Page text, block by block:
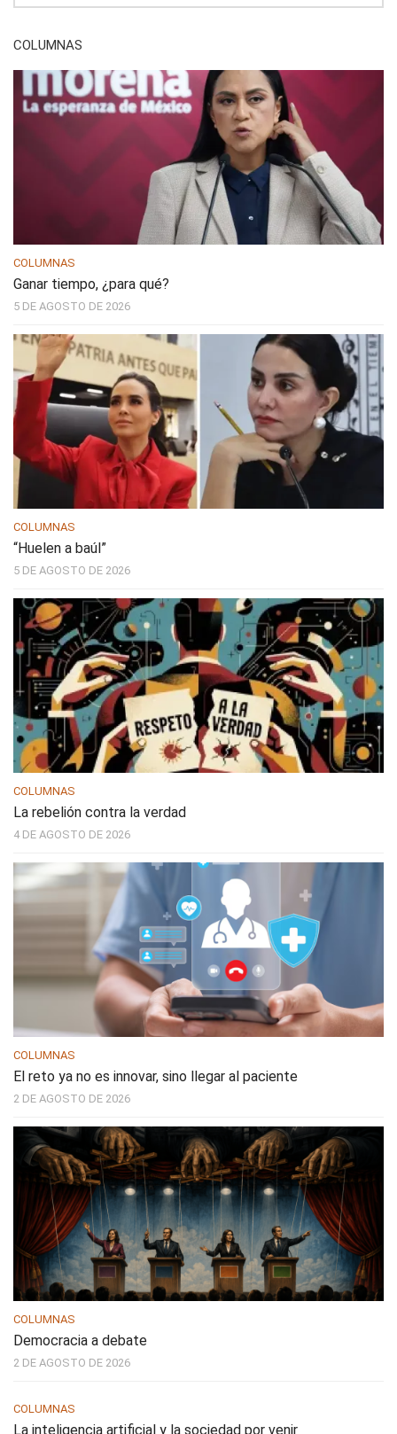
COLUMNAS
COLUMNAS
Ganar tiempo, ¿para qué?
5 DE AGOSTO DE 2026
COLUMNAS
“Huelen a baúl”
5 DE AGOSTO DE 2026
COLUMNAS
La rebelión contra la verdad
4 DE AGOSTO DE 2026
COLUMNAS
El reto ya no es innovar, sino llegar al paciente
2 DE AGOSTO DE 2026
COLUMNAS
Democracia a debate
2 DE AGOSTO DE 2026
COLUMNAS
La inteligencia artificial y la sociedad por venir